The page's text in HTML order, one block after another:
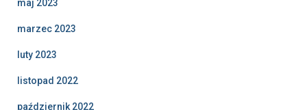
maj 2023
marzec 2023
luty 2023
listopad 2022
październik 2022